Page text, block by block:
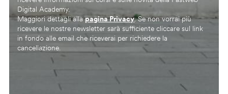
Digital Academy.
Maggiori dettagli allapagina Privacy. Se non vorrai più
ricevere le nostre newsletter sarà sufficiente cliccare sul link
in fondo alle email che riceverai per richiedere la
cancellazione.